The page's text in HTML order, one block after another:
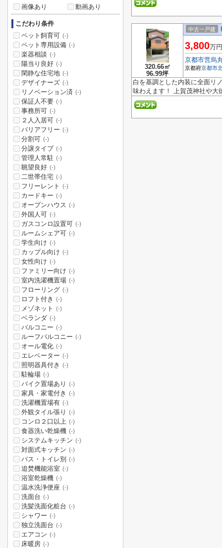
320.66㎡
96.99坪
中古一戸建
3,800万円
京都市営烏
京都府京都市
白を基調とした内装に全面リ
味わえます！ 上賀茂神社や大
画像あり
動画あり
こだわり条件
ペット飼育可 (-)
ペット専用設備 (-)
楽器相談 (-)
陽当り良好 (-)
閑静な住宅地 (-)
デザイナーズ (-)
リノベーション済 (-)
保証人不要 (-)
事務所可 (-)
２人入居可 (-)
バリアフリー (-)
分割可 (-)
分譲タイプ (-)
管理人常駐 (-)
眺望良好 (-)
二世帯住宅 (-)
フリーレント (-)
カードキー (-)
オープンハウス (-)
外国人可 (-)
ガスコンロ設置可 (-)
ルームシェア可 (-)
学生向け (-)
カップル向け (-)
女性向け (-)
ファミリー向け (-)
室内洗濯機置場 (-)
フローリング (-)
ロフト付き (-)
メゾネット (-)
ベランダ (-)
バルコニー (-)
ルーフバルコニー (-)
オール電化 (-)
エレベーター (-)
照明器具付き (-)
駐輪場 (-)
バイク置場あり (-)
家具・家電付き (-)
洗濯機置場有 (-)
外観タイル張り (-)
コンロ２口以上 (-)
食器洗い乾燥機 (-)
システムキッチン (-)
対面式キッチン (-)
バス・トイレ別 (-)
追焚機能浴室 (-)
浴室乾燥機 (-)
温水洗浄便座 (-)
洗面台 (-)
洗髪洗面化粧台 (-)
シャワー (-)
独立洗面台 (-)
エアコン (-)
床暖房 (-)